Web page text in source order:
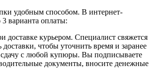
удобным способом. В интернет-
варианта оплаты:
доставке курьером. Специалист свяжется
доставки, чтобы уточнить время и заранее
сдачу с любой купюры. Вы подписываете
документы, вносите денежные